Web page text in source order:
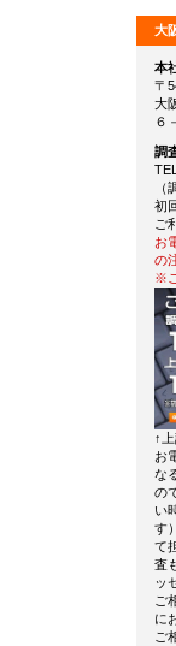
大
本
〒
大
６
調
（
初
ご
お
の
※
↑
お
な
の
い
す
て
査
ッ
ご
に
ご